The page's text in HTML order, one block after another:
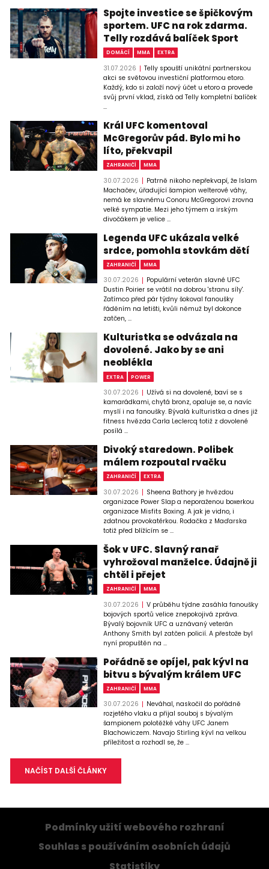
Spojte investice se špičkovým
sportem. UFC na rok zdarma.
Telly rozdává balíček Sport
DOMÁCÍ MMA EXTRA
31.07.2026
Telly spouští unikátní partnerskou
akci se světovou investiční platformou etoro.
Každý, kdo si založí nový účet u etoro a provede
svůj první vklad, získá od Telly kompletní balíček
...
Král UFC komentoval
McGregorův pád. Bylo mi ho
líto, překvapil
ZAHRANIČÍ MMA
30.07.2026
Patrně nikoho nepřekvapí, že Islam
Machačev, úřadující šampion welterové váhy,
nemá ke slavnému Conoru McGregorovi zrovna
velké sympatie. Mezi jeho týmem a irským
divočákem je velice ...
Legenda UFC ukázala velké
srdce, pomohla stovkám dětí
ZAHRANIČÍ MMA
30.07.2026
Populární veterán slavné UFC
Dustin Poirier se vrátil na dobrou 'stranu síly'.
Zatímco před pár týdny šokoval fanoušky
řáděním na letišti, kvůli němuž byl dokonce
zatčen, ...
Kulturistka se odvázala na
dovolené. Jako by se ani
neoblékla
EXTRA POWER
30.07.2026
Užívá si na dovolené, baví se s
kamarádkami, chytá bronz, opaluje se, a navíc
myslí i na fanoušky. Bývalá kulturistka a dnes již
fitness hvězda Carla Leclercq totiž z dovolené
posílá ...
Divoký staredown. Polibek
málem rozpoutal rvačku
ZAHRANIČÍ EXTRA
30.07.2026
Sheena Bathory je hvězdou
organizace Power Slap a neporaženou boxerkou
organizace Misfits Boxing. A jak je vidno, i
zdatnou provokatérkou. Rodačka z Maďarska
totiž před blížícím se ...
Šok v UFC. Slavný ranař
vyhrožoval manželce. Údajně ji
chtěl i přejet
ZAHRANIČÍ MMA
30.07.2026
V průběhu týdne zasáhla fanoušky
bojových sportů velice znepokojivá zpráva.
Bývalý bojovník UFC a uznávaný veterán
Anthony Smith byl zatčen policií. A přestože byl
nyní propuštěn na ...
Pořádně se opíjel, pak kývl na
bitvu s bývalým králem UFC
ZAHRANIČÍ MMA
30.07.2026
Neváhal, naskočil do pořádně
rozjetého vlaku a přijal souboj s bývalým
šampionem polotěžké váhy UFC Janem
Blachowiczem. Navajo Stirling kývl na velkou
příležitost a rozhodl se, že ...
NAČÍST DALŠÍ ČLÁNKY
Podmínky užití webového rozhraní
Souhlas s používáním osobních údajů
Statistiky